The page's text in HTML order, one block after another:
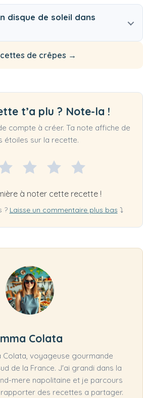
disque de soleil dans
de crêpes
t’a plu ? Note-la !
compte à créer. Ta note affiche de
étoiles sur la recette.
à noter cette recette !
? Laisse un commentaire plus bas ⤵
Colata
Colata, voyageuse gourmande
de la France. J'ai grandi dans la
mere napolitaine et je parcours
des recettes a partager.